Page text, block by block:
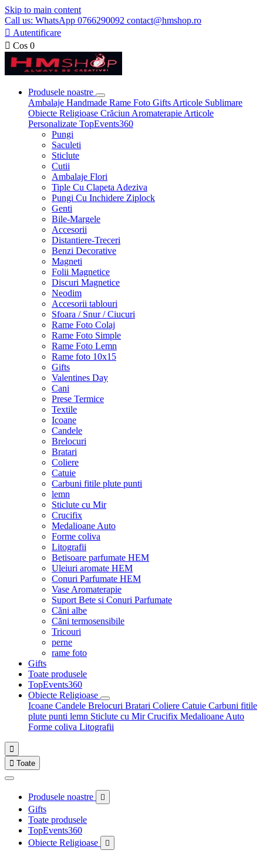
Skip to main content
Call us: WhatsApp 0766290092 contact@hmshop.ro
 Autentificare
 Cos 0
Produsele noastre
Ambalaje Handmade Rame Foto Gifts Articole Sublimare
Obiecte Religioase Crăciun Aromaterapie Articole
Personalizate TopEvents360
Pungi
Saculeti
Sticlute
Cutii
Ambalaje Flori
Tiple Cu Clapeta Adeziva
Pungi Cu Inchidere Ziplock
Genti
Bile-Margele
Accesorii
Distantiere-Treceri
Benzi Decorative
Magneti
Folii Magnetice
Discuri Magnetice
Neodim
Accesorii tablouri
Sfoara / Snur / Ciucuri
Rame Foto Colaj
Rame Foto Simple
Rame Foto Lemn
Rame foto 10x15
Gifts
Valentines Day
Cani
Prese Termice
Textile
Icoane
Candele
Brelocuri
Bratari
Coliere
Catuie
Carbuni fitile plute punti
lemn
Sticlute cu Mir
Crucifix
Medalioane Auto
Forme coliva
Litografii
Betisoare parfumate HEM
Uleiuri aromate HEM
Conuri Parfumate HEM
Vase Aromaterapie
Suport Bete si Conuri Parfumate
Căni albe
Căni termosensibile
Tricouri
perne
rame foto
Gifts
Toate produsele
TopEvents360
Obiecte Religioase
Icoane Candele Brelocuri Bratari Coliere Catuie Carbuni fitile
plute punti lemn Sticlute cu MirCrucifix Medalioane Auto
Forme coliva Litografii

 Toate
Produsele noastre 
Gifts
Toate produsele
TopEvents360
Obiecte Religioase
